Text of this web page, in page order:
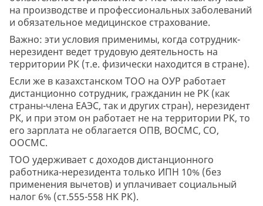
на производстве и профессиональных заболеваний
и обязательное медицинское страхование.
Важно: эти условия применимы, когда сотрудник-
нерезидент ведет трудовую деятельность на
территории РК (т.е. физически находится в стране).
Если же в казахстанском ТОО на ОУР работает
дистанционно сотрудник, гражданин не РК (как
страны-члена ЕАЭС, так и других стран), нерезидент
РК, и при этом он работает не на территории РК, то
его зарплата не облагается ОПВ, ВОСМС, СО,
ООСМС.
ТОО удерживает с доходов дистанционного
работника-нерезидента только ИПН 10% (без
применения вычетов) и уплачивает социальный
налог 6% (ст.555-558 НК РК).